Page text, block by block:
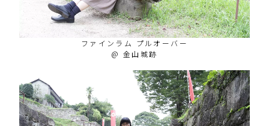
ファインラム プルオーバー
@ 金山城跡